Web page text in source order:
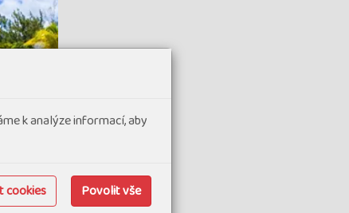
k analýze informací, aby
cookies Povolit vše